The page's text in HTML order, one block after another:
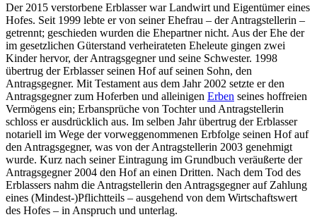
Der 2015 verstorbene Erblasser war Landwirt und Eigentümer eines
Hofes. Seit 1999 lebte er von seiner Ehefrau – der Antragstellerin –
getrennt; geschieden wurden die Ehepartner nicht. Aus der Ehe der
im gesetzlichen Güterstand verheirateten Eheleute gingen zwei
Kinder hervor, der Antragsgegner und seine Schwester. 1998
übertrug der Erblasser seinen Hof auf seinen Sohn, den
Antragsgegner. Mit Testament aus dem Jahr 2002 setzte er den
Antragsgegner zum Hoferben und alleinigen Erben seines hoffreien
Vermögens ein; Erbansprüche von Tochter und Antragstellerin
schloss er ausdrücklich aus. Im selben Jahr übertrug der Erblasser
notariell im Wege der vorweggenommenen Erbfolge seinen Hof auf
den Antragsgegner, was von der Antragstellerin 2003 genehmigt
wurde. Kurz nach seiner Eintragung im Grundbuch veräußerte der
Antragsgegner 2004 den Hof an einen Dritten. Nach dem Tod des
Erblassers nahm die Antragstellerin den Antragsgegner auf Zahlung
eines (Mindest-)Pflichtteils – ausgehend von dem Wirtschaftswert
des Hofes – in Anspruch und unterlag.